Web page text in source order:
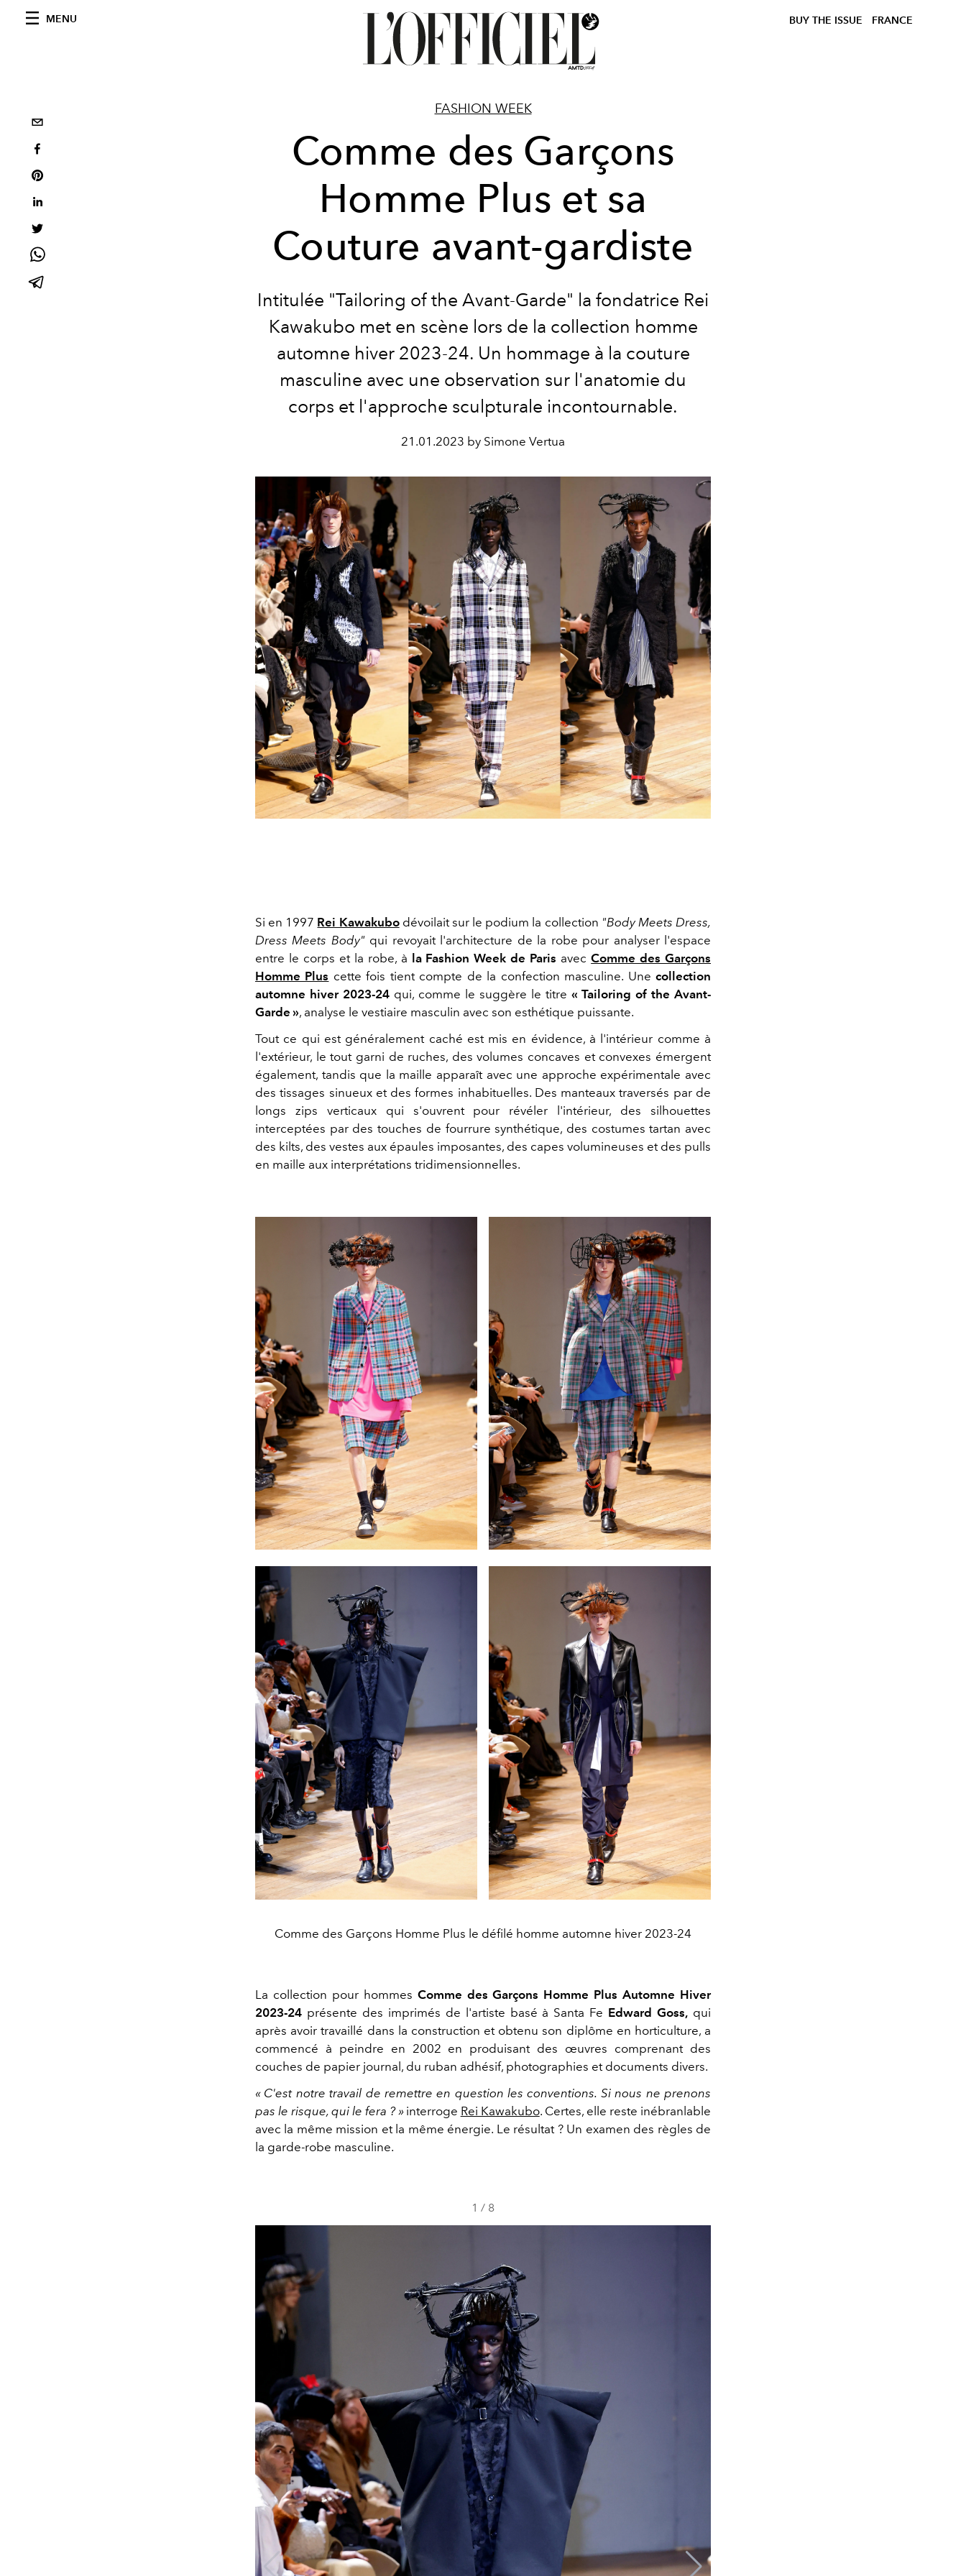
MENU BUY THE ISSUE FRANCE
FASHION WEEK
Comme des Garçons
Homme Plus et sa
Couture avant-gardiste
Intitulée "Tailoring of the Avant-Garde" la fondatrice Rei
Kawakubo met en scène lors de la collection homme
automne hiver 2023-24. Un hommage à la couture
masculine avec une observation sur l'anatomie du
corps et l'approche sculpturale incontournable.
21.01.2023 by Simone Vertua
Si en 1997 Rei Kawakubodévoilait sur le podium la collection "Body Meets Dress,
Dress Meets Body" qui revoyait l'architecture de la robe pour analyser l'espace
entre le corps et la robe, à la Fashion Week de Paris avecComme des Garçons
Homme Plus cette fois tient compte de la confection masculine. Unecollection
automne hiver 2023-24 qui, comme le suggère le titre « Tailoring of the Avant-
Garde », analyse le vestiaire masculin avec son esthétique puissante.
Tout ce qui est généralement caché est mis en évidence, à l'intérieur comme à
l'extérieur, le tout garni de ruches, des volumes concaves et convexes émergent
également, tandis que la maille apparaît avec une approche expérimentale avec
des tissages sinueux et des formes inhabituelles. Des manteaux traversés par de
longs zips verticaux qui s'ouvrent pour révéler l'intérieur, des silhouettes
interceptées par des touches de fourrure synthétique, des costumes tartan avec
des kilts, des vestes aux épaules imposantes, des capes volumineuses et des pulls
en maille aux interprétations tridimensionnelles.
Comme des Garçons Homme Plus le défilé homme automne hiver 2023-24
La collection pour hommes Comme des Garçons Homme Plus Automne Hiver
2023-24 présente des imprimés de l'artiste basé à Santa Fe Edward Goss, qui
après avoir travaillé dans la construction et obtenu son diplôme en horticulture, a
commencé à peindre en 2002 en produisant des œuvres comprenant des
couches de papier journal, du ruban adhésif, photographies et documents divers.
« C'est notre travail de remettre en question les conventions. Si nous ne prenons
pas le risque, qui le fera ? » interroge Rei Kawakubo. Certes, elle reste inébranlable
avec la même mission et la même énergie. Le résultat ? Un examen des règles de
la garde-robe masculine.
1 / 8